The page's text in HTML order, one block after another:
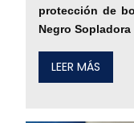
protección de
Negro Sopladora
LEER MÁS